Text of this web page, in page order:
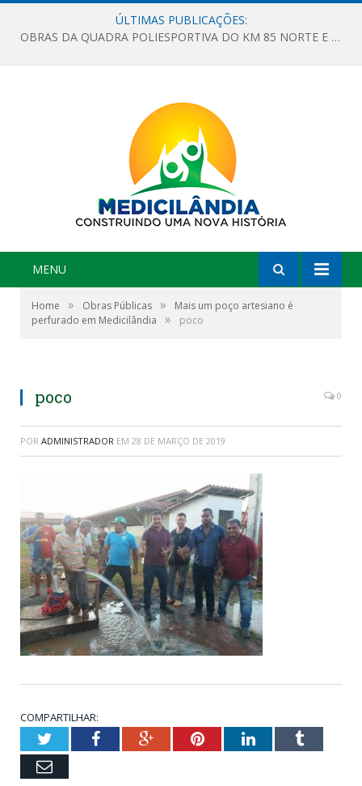
ÚLTIMAS PUBLICAÇÕES:
OBRAS DA QUADRA POLIESPORTIVA DO KM 85 NORTE E DA ESCOLA GASPAR VIANA AVANÇAM
MENU
Home » Obras Públicas »
Mais um poço artesiano é
perfurado em Medicilândia
» poco
poco 0
POR ADMINISTRADOR EM 28 DE MARÇO DE 2019
COMPARTILHAR:
TwitterFacebookGoogle+PinterestLinkedInTumblr
Email